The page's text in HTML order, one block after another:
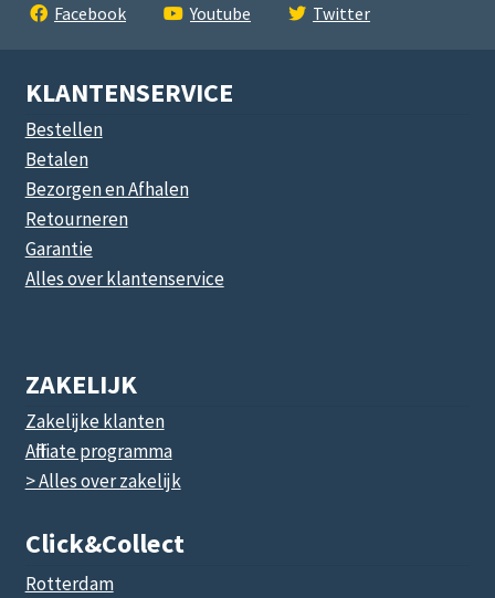
Facebook Youtube Twitter
KLANTENSERVICE
Bestellen
Betalen
Bezorgen en Afhalen
Retourneren
Garantie
Alles over klantenservice
ZAKELIJK
Zakelijke klanten
Affiliate programma
> Alles over zakelijk
Click&collect
Rotterdam